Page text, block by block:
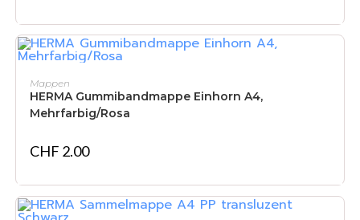
Mappen
HERMA Gummibandmappe Einhorn A4,
Mehrfarbig/Rosa
CHF 2.00